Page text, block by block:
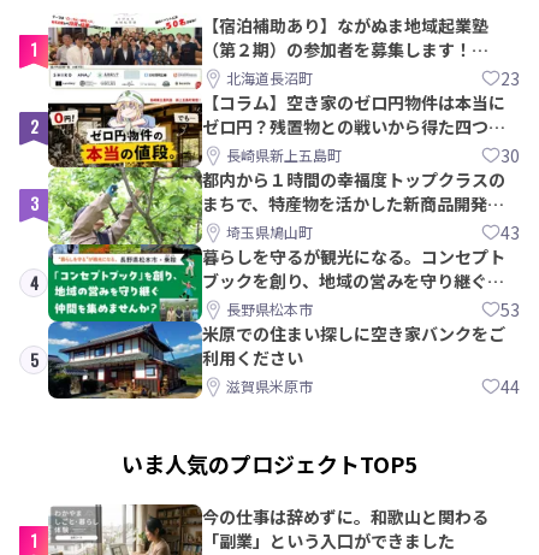
1
【宿泊補助あり】ながぬま地域起業塾
（第２期）の参加者を募集します！
【8/21〆】
北海道長沼町 23
2
【コラム】空き家のゼロ円物件は本当に
ゼロ円？残置物との戦いから得た四つの
教訓｜新上五島町
長崎県新上五島町 30
3
都内から１時間の幸福度トップクラスの
まちで、特産物を活かした新商品開発＆
PRメンバー募集！
埼玉県鳩山町 43
4
暮らしを守るが観光になる。コンセプト
ブックを創り、地域の営みを守り継ぐ仲
間を集めませんか？
長野県松本市 53
5
米原での住まい探しに空き家バンクをご
利用ください
滋賀県米原市 44
いま人気のプロジェクトTOP5
1
今の仕事は辞めずに。和歌山と関わる
「副業」という入口ができました